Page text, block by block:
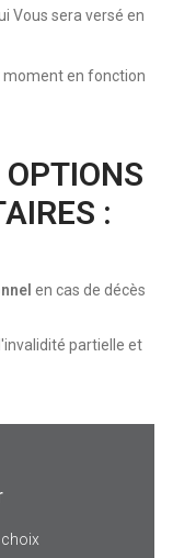
Vous sera versé en
moment en fonction
:
en cas de décès
partielle et